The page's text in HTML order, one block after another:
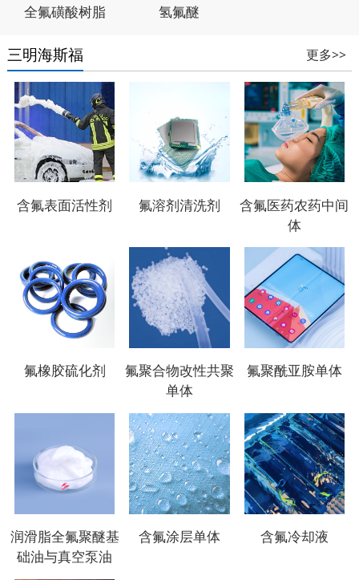
全氟磺酸树脂 氢氟醚
三明海斯福 更多>>
含氟表面活性剂 氟溶剂清洗剂
含氟医药农药中间
体
氟橡胶硫化剂
氟聚合物改性共聚
单体
氟聚酰亚胺单体
润滑脂全氟聚醚基
础油与真空泵油
含氟涂层单体 含氟冷却液